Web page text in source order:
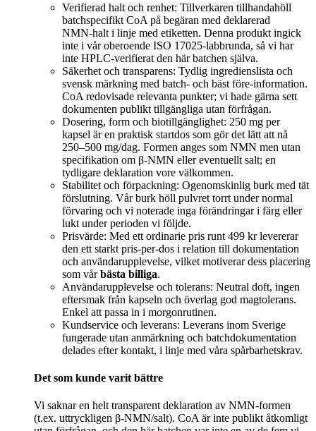
Verifierad halt och renhet: Tillverkaren tillhandahöll
batchspecifikt CoA på begäran med deklarerad
NMN‑halt i linje med etiketten. Denna produkt ingick
inte i vår oberoende ISO 17025‑labbrunda, så vi har
inte HPLC‑verifierat den här batchen själva.
Säkerhet och transparens: Tydlig ingredienslista och
svensk märkning med batch- och bäst före‑information.
CoA redovisade relevanta punkter; vi hade gärna sett
dokumenten publikt tillgängliga utan förfrågan.
Dosering, form och biotillgänglighet: 250 mg per
kapsel är en praktisk startdos som gör det lätt att nå
250–500 mg/dag. Formen anges som NMN men utan
specifikation om β‑NMN eller eventuellt salt; en
tydligare deklaration vore välkommen.
Stabilitet och förpackning: Ogenomskinlig burk med tät
förslutning. Vår burk höll pulvret torrt under normal
förvaring och vi noterade inga förändringar i färg eller
lukt under perioden vi följde.
Prisvärde: Med ett ordinarie pris runt 499 kr levererar
den ett starkt pris‑per‑dos i relation till dokumentation
och användarupplevelse, vilket motiverar dess placering
som vårbästa billiga.
Användarupplevelse och tolerans: Neutral doft, ingen
eftersmak från kapseln och överlag god magtolerans.
Enkel att passa in i morgonrutinen.
Kundservice och leverans: Leverans inom Sverige
fungerade utan anmärkning och batchdokumentation
delades efter kontakt, i linje med våra spårbarhetskrav.
Det som kunde varit bättre
Vi saknar en helt transparent deklaration av NMN‑formen
(t.ex. uttryckligen β‑NMN/salt). CoA är inte publikt åtkomligt